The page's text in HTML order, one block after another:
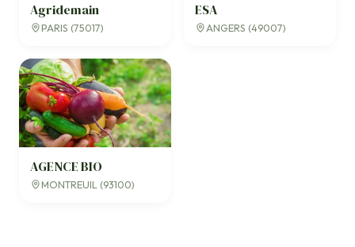
Agridemain
PARIS (75017)
ESA
ANGERS (49007)
AGENCE BIO
MONTREUIL (93100)